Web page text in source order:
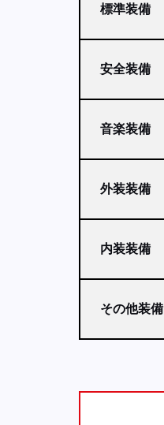
標準装備
安全装備
音楽装備
外装装備
内装装備
その他装備